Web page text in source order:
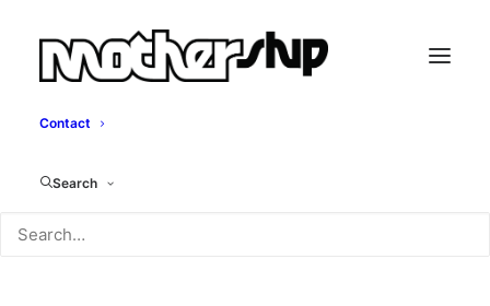
Contact
Search
Spot On!
Marco Broeders, 2022